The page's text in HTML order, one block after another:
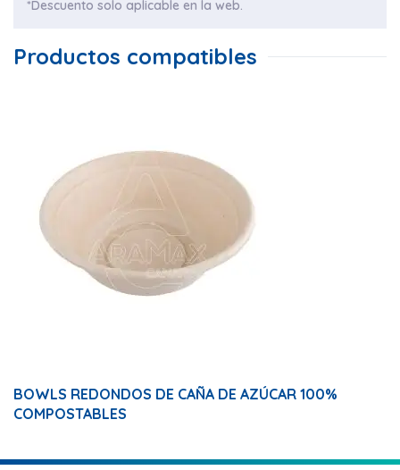
*Descuento solo aplicable en la web.
Productos compatibles
BOWLS REDONDOS DE CAÑA DE AZÚCAR 100%
COMPOSTABLES